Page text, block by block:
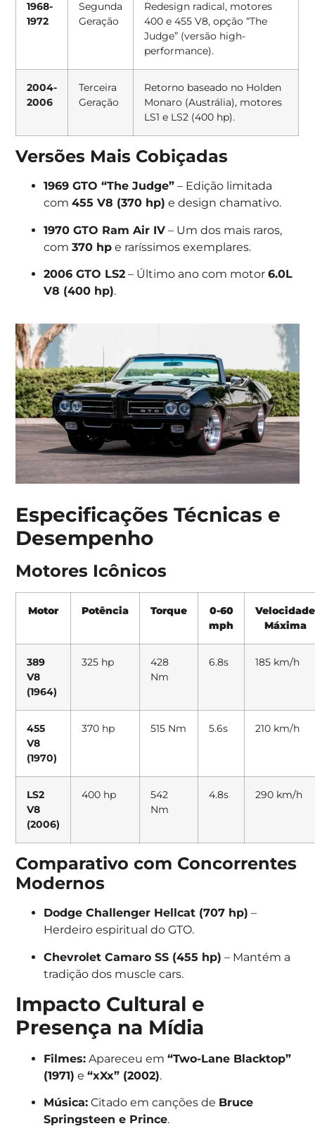
1968-
1972
Segunda
Geração
Redesign radical, motores
400 e 455 V8, opção “The
Judge” (versão high-
performance).
2004-
2006
Terceira
Geração
Retorno baseado no Holden
Monaro (Austrália), motores
LS1 e LS2 (400 hp).
Versões Mais Cobiçadas
1969 GTO “The Judge” – Edição limitada
com455 V8 (370 hp) e design chamativo.
1970 GTO Ram Air IV – Um dos mais raros,
com370 hp e raríssimos exemplares.
2006 GTO LS2 – Último ano com motor6.0L
V8 (400 hp).
Especificações Técnicas e
Desempenho
Motores Icônicos
Motor Potência Torque
0-60
mph
Velocidade
Máxima
389
V8
(1964)
325 hp
428
Nm
6.8s 185 km/h
455
V8
(1970)
370 hp 515 Nm 5.6s 210 km/h
LS2
V8
(2006)
400 hp
542
Nm
4.8s 290 km/h
Comparativo com Concorrentes
Modernos
Dodge Challenger Hellcat (707 hp) –
Herdeiro espiritual do GTO.
Chevrolet Camaro SS (455 hp) – Mantém a
tradição dos muscle cars.
Impacto Cultural e
Presença na Mídia
Filmes: Apareceu em“Two-Lane Blacktop”
(1971) e“xXx” (2002).
Música: Citado em canções de Bruce
Springsteen e Prince.